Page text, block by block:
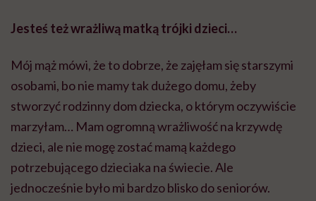
Jesteś też wrażliwą matką trójki dzieci…
Mój mąż mówi, że to dobrze, że zajęłam się starszymi
osobami, bo nie mamy tak dużego domu, żeby
stworzyć rodzinny dom dziecka, o którym oczywiście
marzyłam… Mam ogromną wrażliwość na krzywdę
dzieci, ale nie mogę zostać mamą każdego
potrzebującego dzieciaka na świecie. Ale
jednocześnie było mi bardzo blisko do seniorów.